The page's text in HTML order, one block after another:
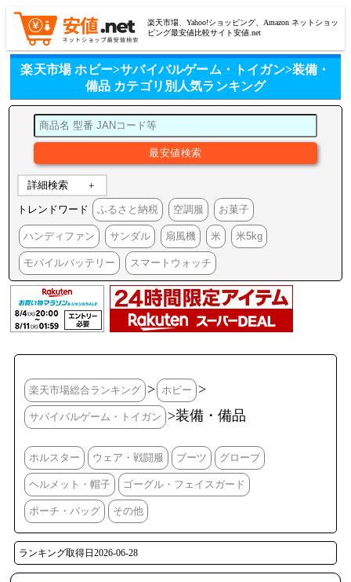
楽天市場、Yahoo!ショッピング、Amazon ネットショッ
ピング最安値比較サイト安値.net
楽天市場 ホビー>サバイバルゲーム・トイガン>装備・
備品 カテゴリ別人気ランキング
詳細検索
トレンドワード ふるさと納税 空調服 お菓子
ハンディファン サンダル 扇風機 米 米5kg
モバイルバッテリー スマートウォッチ
楽天市場総合ランキング > ホビー >
サバイバルゲーム・トイガン >装備・備品
ホルスター ウェア・戦闘服 ブーツ グローブ
ヘルメット・帽子 ゴーグル・フェイスガード
ポーチ・バッグ その他
ランキング取得日2026-06-28